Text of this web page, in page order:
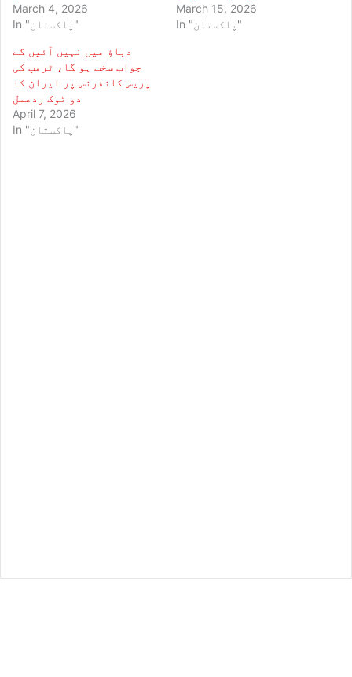
March 4, 2026
In "پاکستان"
March 15, 2026
In "پاکستان"
دباؤ میں نہیں آئیں گے
جواب سخت ہو گا، ٹرمپ کی
پریس کانفرنس پر ایران کا
دو ٹوک ردعمل
April 7, 2026
In "پاکستان"